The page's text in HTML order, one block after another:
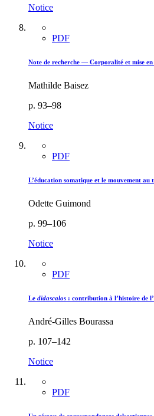
Notice
PDF
Note de recherche — Corporalité et mise
Mathilde Baisez
p. 93–98
Notice
PDF
L’éducation somatique et le mouvement
Odette Guimond
p. 99–106
Notice
PDF
Le didascalos : contribution à l’histoire de
André-Gilles Bourassa
p. 107–142
Notice
PDF